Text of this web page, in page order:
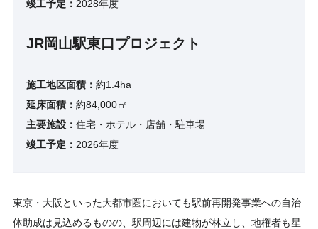
竣工予定： 2028年度
JR岡山駅東口プロジェクト
施工地区面積： 約1.4ha
延床面積： 約84,000㎡
主要施設： 住宅・ホテル・店舗・駐車場
竣工予定： 2026年度
東京・大阪といった大都市圏においても駅前再開発事業への自治
体助成は見込めるものの、駅周辺には建物が林立し、地権者も星